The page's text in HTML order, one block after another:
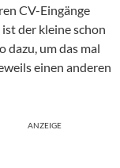
CV-Eingänge
der kleine schon
dazu, um das mal
einen anderen
ANZEIGE